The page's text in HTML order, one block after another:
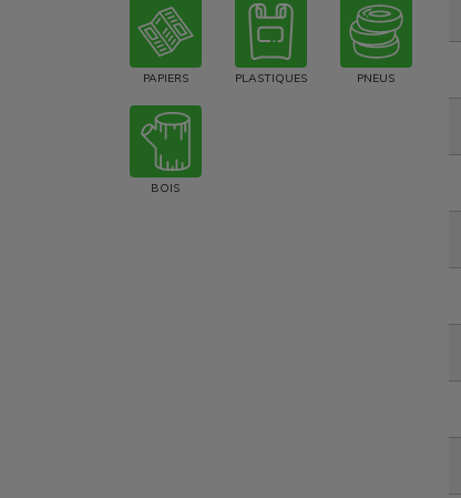
PAPIERS PLASTIQUES PNEUS
BOIS